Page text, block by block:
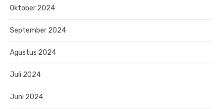
Oktober 2024
September 2024
Agustus 2024
Juli 2024
Juni 2024